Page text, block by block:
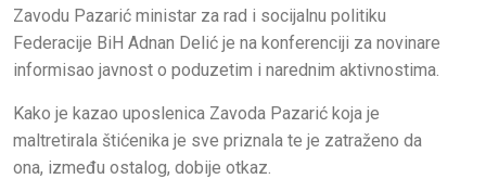
Zavodu Pazarić ministar za rad i socijalnu politiku
Federacije BiH Adnan Delić je na konferenciji za novinare
informisao javnost o poduzetim i narednim aktivnostima.
Kako je kazao uposlenica Zavoda Pazarić koja je
maltretirala štićenika je sve priznala te je zatraženo da
ona, između ostalog, dobije otkaz.